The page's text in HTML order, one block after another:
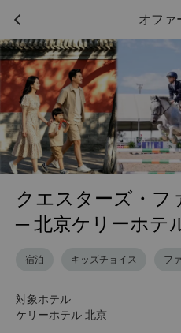
オファ
クエスターズ・フ
─ 北京ケリーホテ
宿泊 キッズチョイス フ
対象ホテル
ケリーホテル 北京